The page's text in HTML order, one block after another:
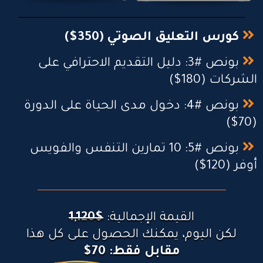
العودة للدروس في أي وقت ترغب فيه.
(120$)
تعلم أفضل التمارين تنفس لزيادة قدرتك على التحكم في صوتك.
تمارين عملية يومية تساعدك على تحسين نغمة صوتك بشكل احترافي.
زيادة التحكم في الصوت لتقديم أداء مميز ومؤثر.
القيمة الإجمالية لجميع المحتويات:
كورس التعليق الصوتي (350$)
بونص #3: دليل التقديم الاحترافي على
الشركات (180$)
بونص #4: دخول مدى الحياة على الدورة
(70$)
بونص #5: 10 تمارين التنفس والفويس
أوفر (120$)
القيمة الإجمالية: $1,120
لكن اليوم، يمكنك الحصول على كل هذا
مقابل فقط: 70$